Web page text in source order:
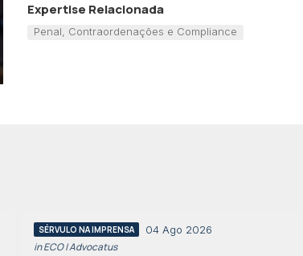
Expertise Relacionada
Penal, Contraordenações e Compliance
SÉRVULO NA IMPRENSA 04 Ago 2026
in ECO | Advocatus